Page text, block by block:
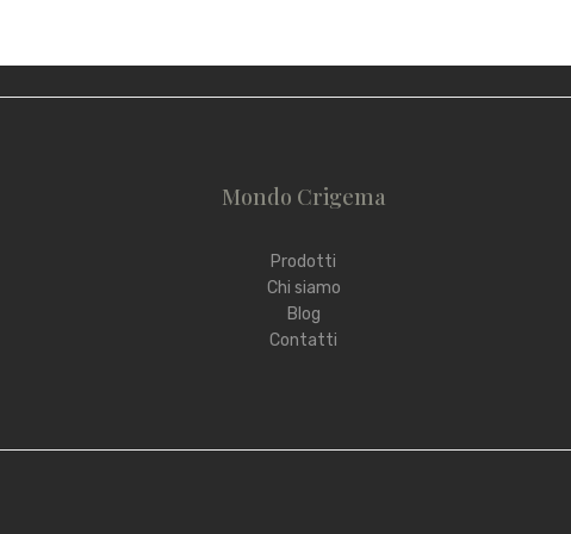
Mondo Crigema
Prodotti
Chi siamo
Blog
Contatti